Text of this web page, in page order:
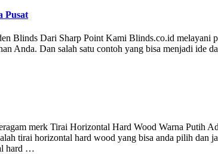
Pusat
Blinds Dari Sharp Point Kami Blinds.co.id melayani
Anda. Dan salah satu contoh yang bisa menjadi ide
merk Tirai Horizontal Hard Wood Warna Putih
tirai horizontal hard wood yang bisa anda pilih dan
hard …